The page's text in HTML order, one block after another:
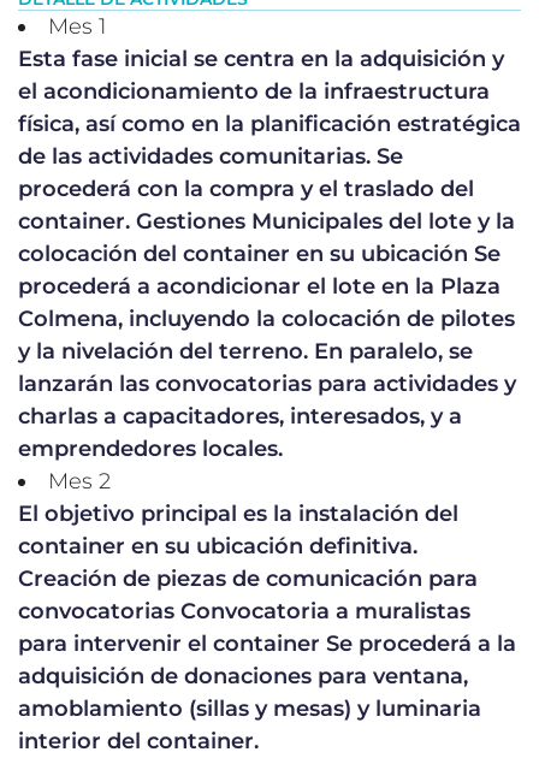
Mes 1
Esta fase inicial se centra en la adquisición y
el acondicionamiento de la infraestructura
física, así como en la planificación estratégica
de las actividades comunitarias. Se
procederá con la compra y el traslado del
container. Gestiones Municipales del lote y la
colocación del container en su ubicación Se
procederá a acondicionar el lote en la Plaza
Colmena, incluyendo la colocación de pilotes
y la nivelación del terreno. En paralelo, se
lanzarán las convocatorias para actividades y
charlas a capacitadores, interesados, y a
emprendedores locales.
Mes 2
El objetivo principal es la instalación del
container en su ubicación definitiva.
Creación de piezas de comunicación para
convocatorias Convocatoria a muralistas
para intervenir el container Se procederá a la
adquisición de donaciones para ventana,
amoblamiento (sillas y mesas) y luminaria
interior del container.